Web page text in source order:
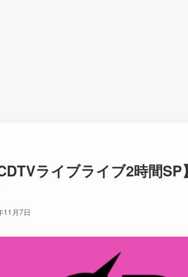
CDTVライブライブ2時間
11月7日